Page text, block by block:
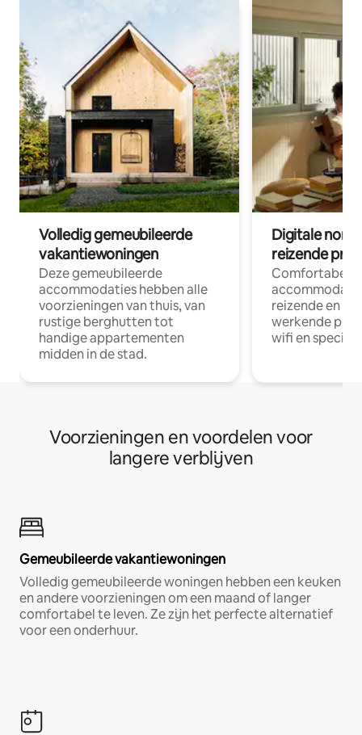
Volledig gemeubileerde
vakantiewoningen
Deze gemeubileerde
accommodaties hebben alle
voorzieningen van thuis, van
rustige berghutten tot
handige appartementen
midden in de stad.
Digitale
reizende
Comfortabele
reizende en
werkende
wifi en
Voorzieningen en voordelen voor
langere verblijven
Gemeubileerde vakantiewoningen
Volledig gemeubileerde woningen hebben een keuken
en andere voorzieningen om een maand of langer
comfortabel te leven. Ze zijn het perfecte alternatief
voor een onderhuur.